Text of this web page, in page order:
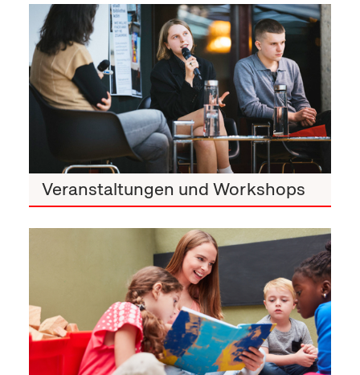
Veranstaltungen und Workshops